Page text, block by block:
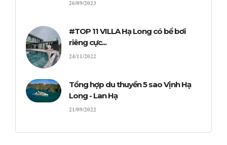
26/09/2023
#TOP 11 VILLA Hạ Long có bể bơi
riêng cực...
24/11/2022
Tổng hợp du thuyền 5 sao Vịnh Hạ
Long - Lan Hạ
21/09/2022